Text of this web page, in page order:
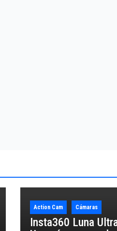
Action Cam Cámaras
Insta360 Luna